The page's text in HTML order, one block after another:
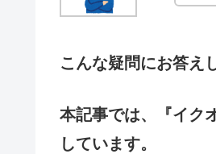
こんな疑問にお答え
本記事では、『イク
しています。